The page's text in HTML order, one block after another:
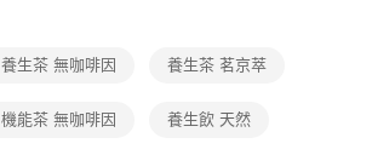
養生茶 無咖啡因 養生茶 茗京萃
機能茶 無咖啡因 養生飲 天然